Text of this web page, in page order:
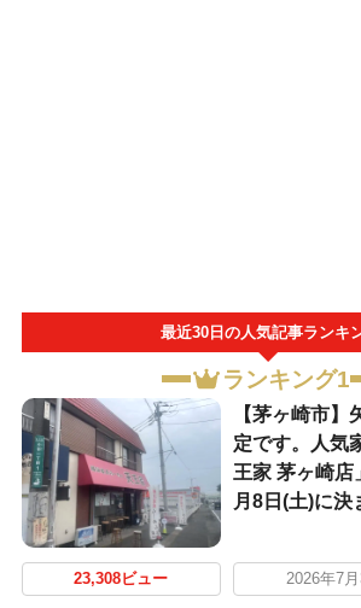
最近30日の人気記事ランキ
ランキング1
【茅ヶ崎市】
定です。人気
王家 茅ヶ崎店
月8日(土)に決
23,308ビュー 2026年7